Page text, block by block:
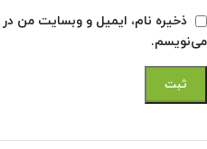
ذخیره نام، ایمیل و وبسایت من در
می‌نویسم.